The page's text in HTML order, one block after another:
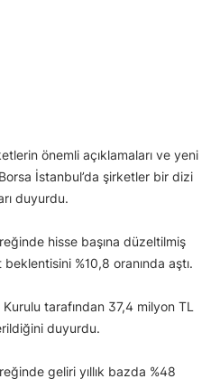
önemli açıklamaları ve yeni
İstanbul’da şirketler bir dizi
duyurdu.
hisse başına düzeltilmiş
%10,8 oranında aştı.
tarafından 37,4 milyon TL
duyurdu.
geliri yıllık bazda %48